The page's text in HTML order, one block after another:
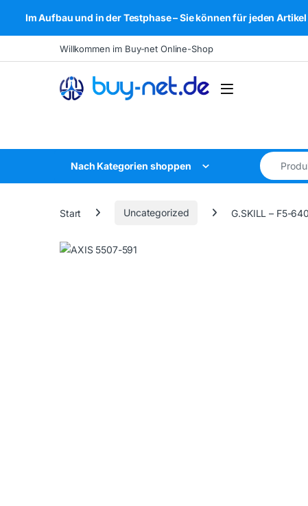
Im Aufbau und in der Testphase – Sie können für jeden
Skip to navigation
Skip to contentWillkommen im Buy-net Online-Shop
Open
Nach Kategorien shoppen
Search for:
Start Uncategorized G.SKILL – F5-